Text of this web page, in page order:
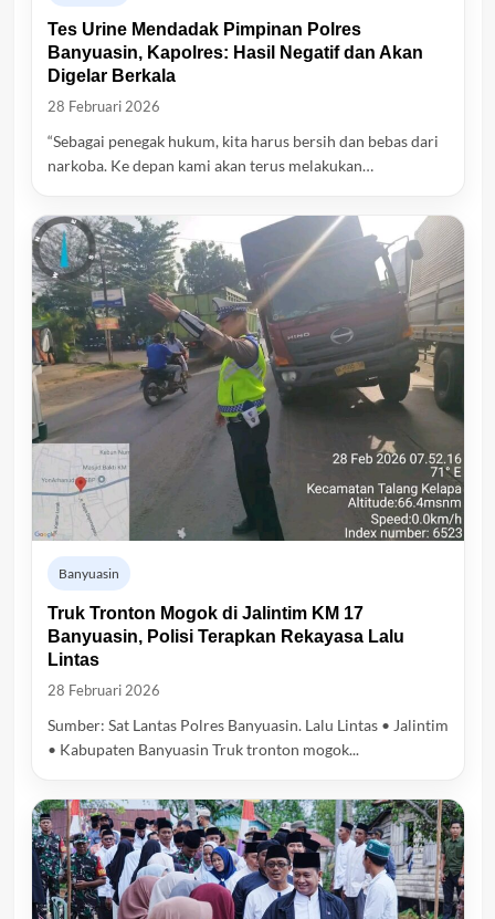
Tes Urine Mendadak Pimpinan Polres
Banyuasin, Kapolres: Hasil Negatif dan Akan
Digelar Berkala
28 Februari 2026
“Sebagai penegak hukum, kita harus bersih dan bebas dari
narkoba. Ke depan kami akan terus melakukan…
Banyuasin
Truk Tronton Mogok di Jalintim KM 17
Banyuasin, Polisi Terapkan Rekayasa Lalu
Lintas
28 Februari 2026
Sumber: Sat Lantas Polres Banyuasin. Lalu Lintas • Jalintim
• Kabupaten Banyuasin Truk tronton mogok...